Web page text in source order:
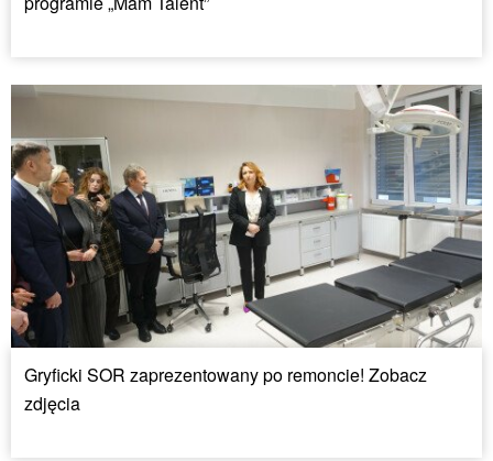
Gryficki SOR zaprezentowany po remoncie! Zobacz
zdjęcia